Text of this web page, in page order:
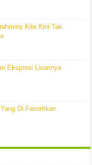
Kite Kini Tak
Ekspresi Lisannya
Di Favoritkan